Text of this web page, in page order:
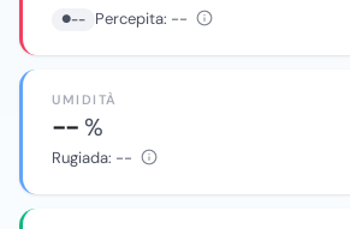
-- Percepita: --
UMIDITÀ
--%
Rugiada: --